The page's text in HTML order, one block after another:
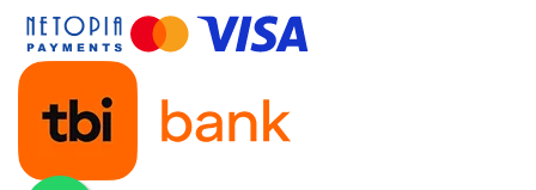
Grup amestec
Automatizari
Pompe recirculare
Pompa ridicare presiune
Cutii distribuitoare